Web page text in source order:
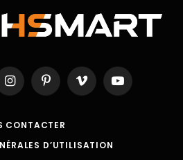
InstagramPinterestVimeo YouTube
CONTACTER
D’UTILISATION